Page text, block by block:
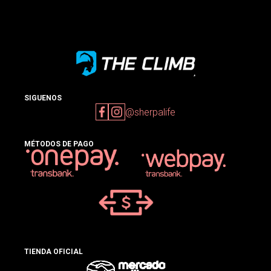
SIGUENOS
@sherpalife
MÉTODOS DE PAGO
TIENDA OFICIAL